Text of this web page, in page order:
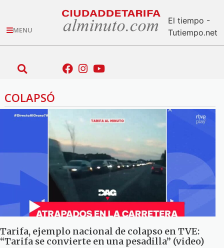
MENU
El tiempo -
Tutiempo.net
COLAPSÓ
Tarifa, ejemplo nacional de colapso en TVE:
“Tarifa se convierte en una pesadilla” (video)